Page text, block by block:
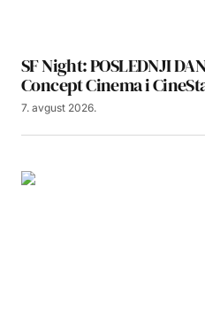
SF Night: POSLEDNJI
Concept Cinema i
7. avgust 2026.